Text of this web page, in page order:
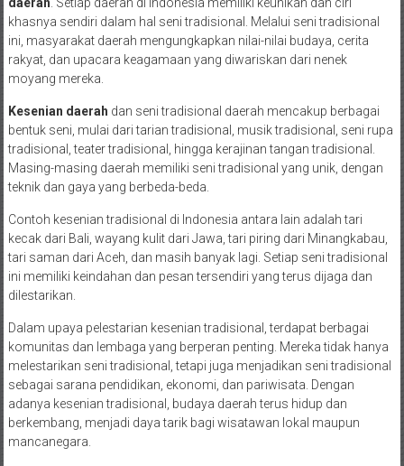
khasnya sendiri dalam hal seni tradisional. Melalui seni tradisional
ini, masyarakat daerah mengungkapkan nilai-nilai budaya, cerita
rakyat, dan upacara keagamaan yang diwariskan dari nenek
moyang mereka.
Kesenian daerah dan seni tradisional daerah mencakup berbagai
bentuk seni, mulai dari tarian tradisional, musik tradisional, seni rupa
tradisional, teater tradisional, hingga kerajinan tangan tradisional.
Masing-masing daerah memiliki seni tradisional yang unik, dengan
teknik dan gaya yang berbeda-beda.
Contoh kesenian tradisional di Indonesia antara lain adalah tari
kecak dari Bali, wayang kulit dari Jawa, tari piring dari Minangkabau,
tari saman dari Aceh, dan masih banyak lagi. Setiap seni tradisional
ini memiliki keindahan dan pesan tersendiri yang terus dijaga dan
dilestarikan.
Dalam upaya pelestarian kesenian tradisional, terdapat berbagai
komunitas dan lembaga yang berperan penting. Mereka tidak hanya
melestarikan seni tradisional, tetapi juga menjadikan seni tradisional
sebagai sarana pendidikan, ekonomi, dan pariwisata. Dengan
adanya kesenian tradisional, budaya daerah terus hidup dan
berkembang, menjadi daya tarik bagi wisatawan lokal maupun
mancanegara.